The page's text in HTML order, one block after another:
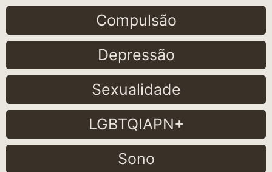
Compulsão
Depressão
Sexualidade
LGBTQIAPN+
Sono